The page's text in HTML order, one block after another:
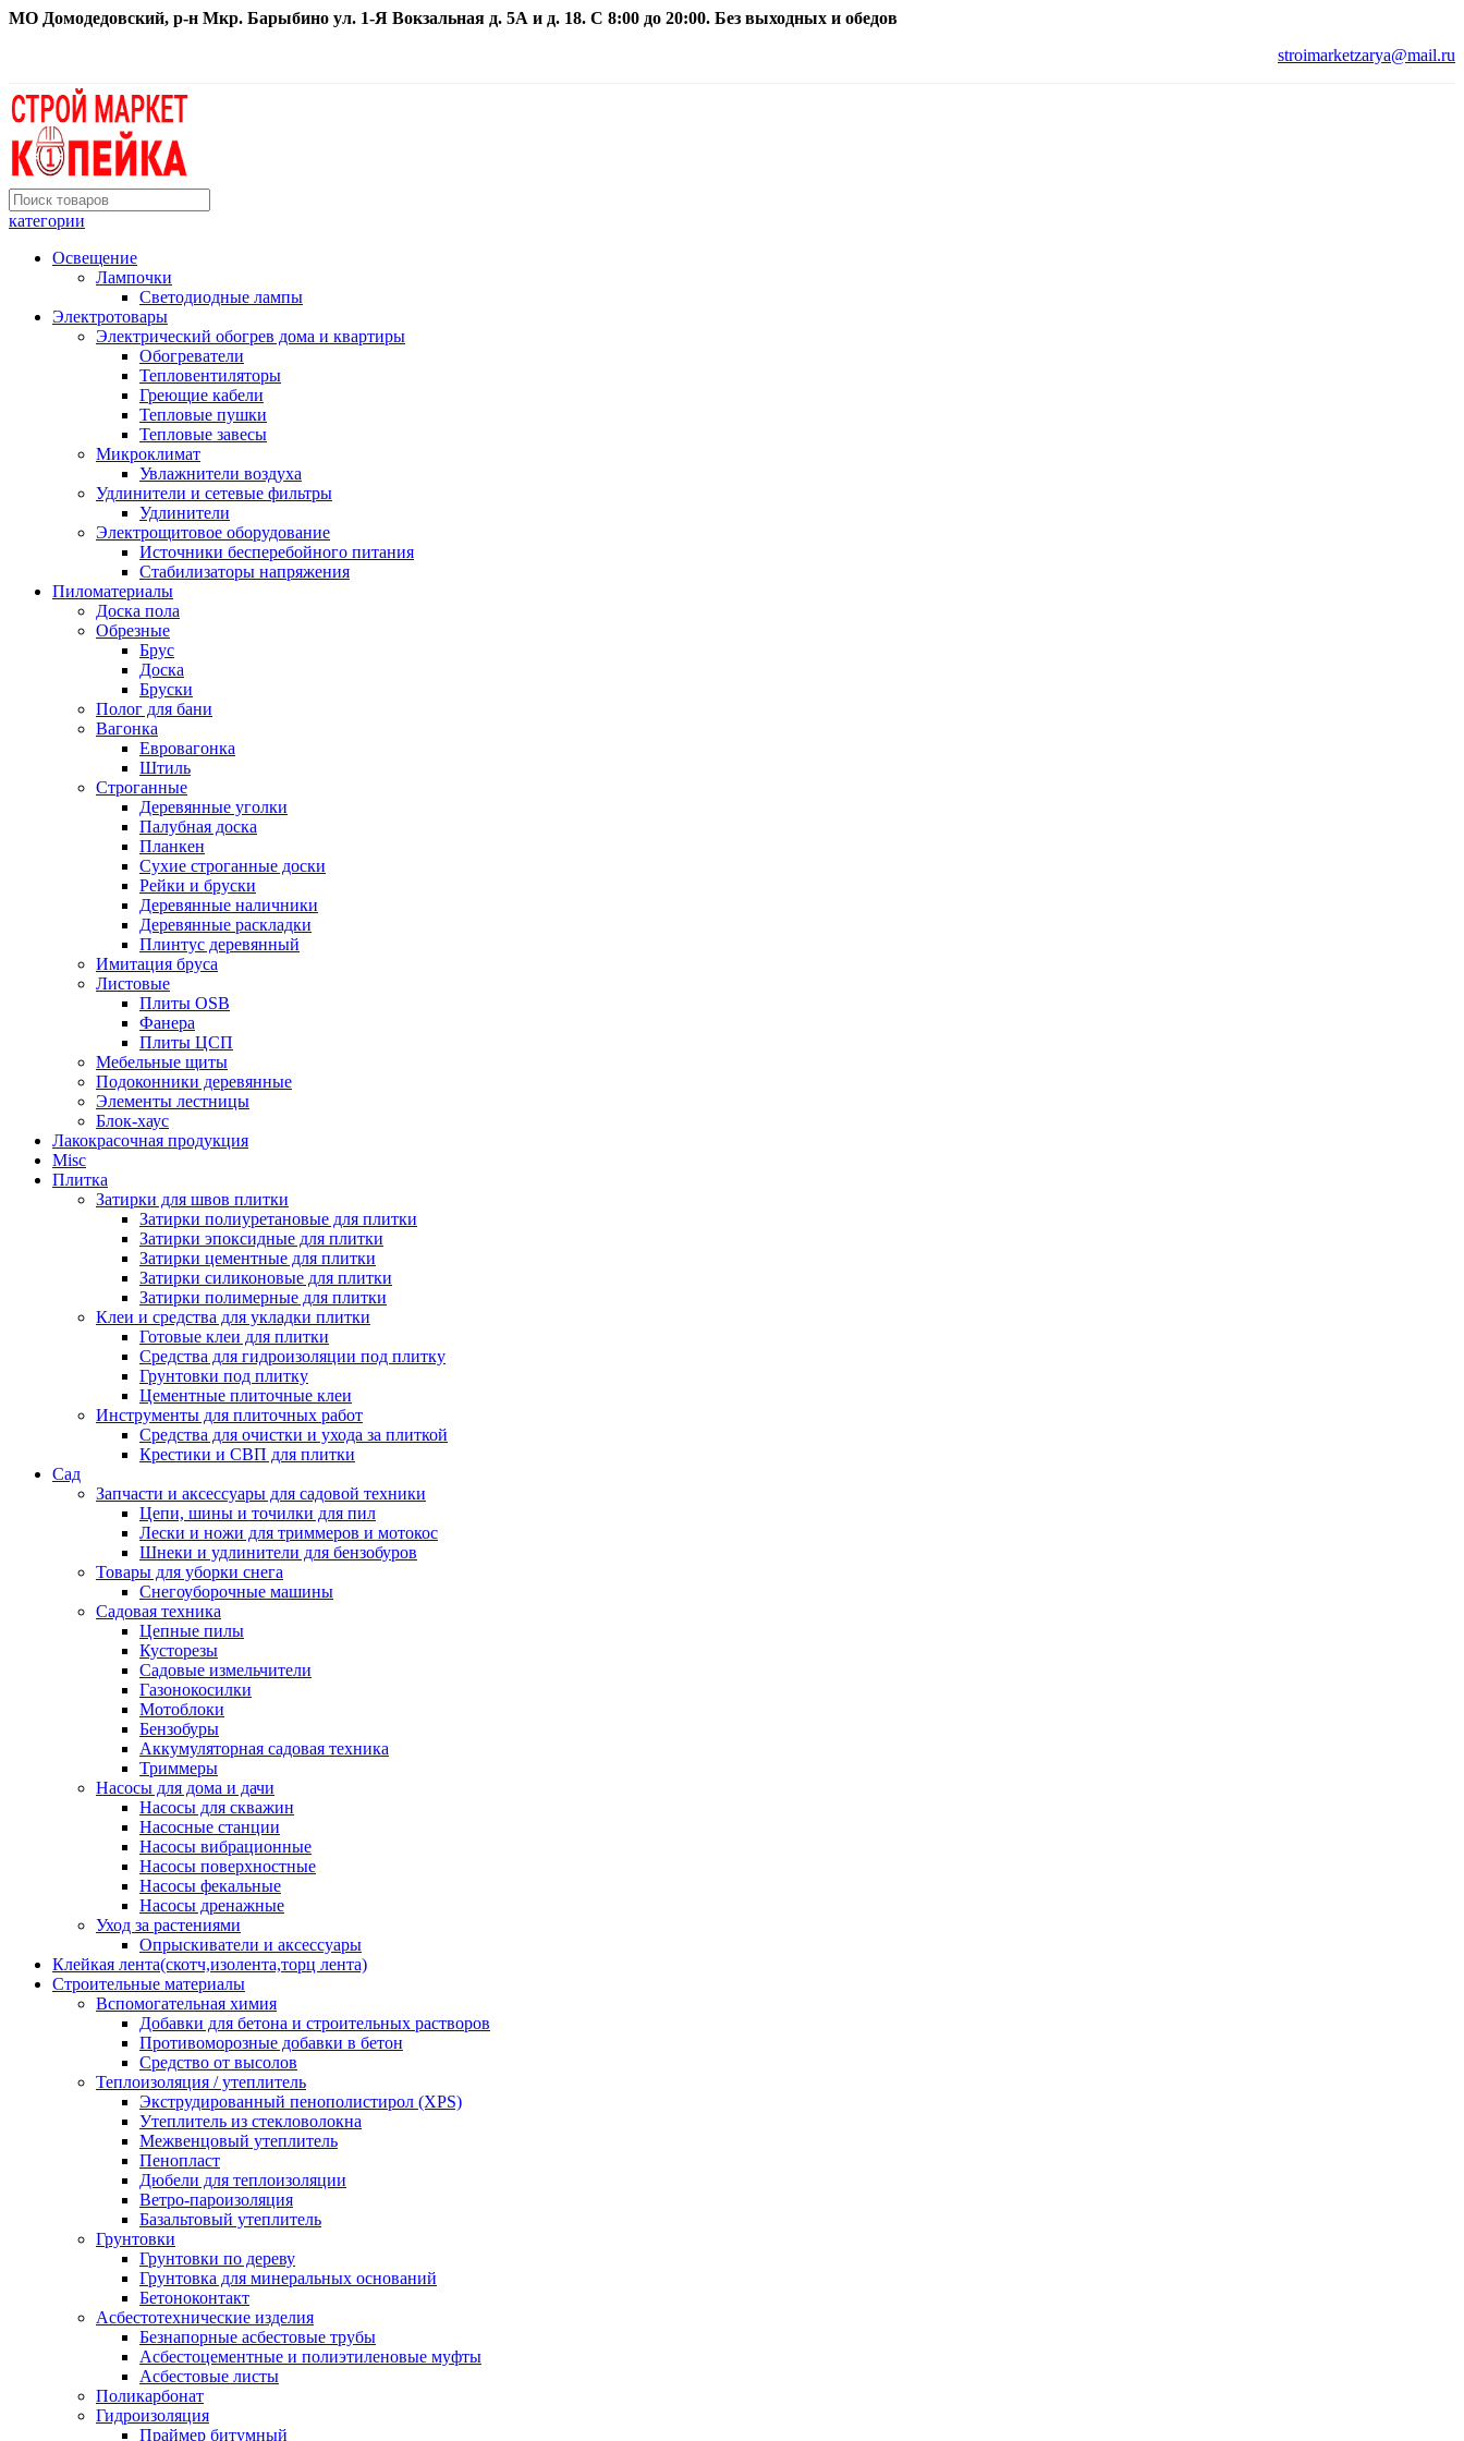
МО Домодедовский, р-н Мкр. Барыбино ул. 1-Я Вокзальная д. 5А и д. 18. С 8:00 до 20:00. Без выходных и обедов
stroimarketzarya@mail.ru
категории
Освещение
Лампочки
Светодиодные лампы
Электротовары
Электрический обогрев дома и квартиры
Обогреватели
Тепловентиляторы
Греющие кабели
Тепловые пушки
Тепловые завесы
Микроклимат
Увлажнители воздуха
Удлинители и сетевые фильтры
Удлинители
Электрощитовое оборудование
Источники бесперебойного питания
Стабилизаторы напряжения
Пиломатериалы
Доска пола
Обрезные
Брус
Доска
Бруски
Полог для бани
Вагонка
Евровагонка
Штиль
Строганные
Деревянные уголки
Палубная доска
Планкен
Сухие строганные доски
Рейки и бруски
Деревянные наличники
Деревянные раскладки
Плинтус деревянный
Имитация бруса
Листовые
Плиты OSB
Фанера
Плиты ЦСП
Мебельные щиты
Подоконники деревянные
Элементы лестницы
Блок-хаус
Лакокрасочная продукция
Misc
Плитка
Затирки для швов плитки
Затирки полиуретановые для плитки
Затирки эпоксидные для плитки
Затирки цементные для плитки
Затирки силиконовые для плитки
Затирки полимерные для плитки
Клеи и средства для укладки плитки
Готовые клеи для плитки
Средства для гидроизоляции под плитку
Грунтовки под плитку
Цементные плиточные клеи
Инструменты для плиточных работ
Средства для очистки и ухода за плиткой
Крестики и СВП для плитки
Сад
Запчасти и аксессуары для садовой техники
Цепи, шины и точилки для пил
Лески и ножи для триммеров и мотокос
Шнеки и удлинители для бензобуров
Товары для уборки снега
Снегоуборочные машины
Садовая техника
Цепные пилы
Кусторезы
Садовые измельчители
Газонокосилки
Мотоблоки
Бензобуры
Аккумуляторная садовая техника
Триммеры
Насосы для дома и дачи
Насосы для скважин
Насосные станции
Насосы вибрационные
Насосы поверхностные
Насосы фекальные
Насосы дренажные
Уход за растениями
Опрыскиватели и аксессуары
Клейкая лента(скотч,изолента,торц лента)
Строительные материалы
Вспомогательная химия
Добавки для бетона и строительных растворов
Противоморозные добавки в бетон
Средство от высолов
Теплоизоляция / утеплитель
Экструдированный пенополистирол (XPS)
Утеплитель из стекловолокна
Межвенцовый утеплитель
Пенопласт
Дюбели для теплоизоляции
Ветро-пароизоляция
Базальтовый утеплитель
Грунтовки
Грунтовки по дереву
Грунтовка для минеральных оснований
Бетоноконтакт
Асбестотехнические изделия
Безнапорные асбестовые трубы
Асбестоцементные и полиэтиленовые муфты
Асбестовые листы
Поликарбонат
Гидроизоляция
Праймер битумный